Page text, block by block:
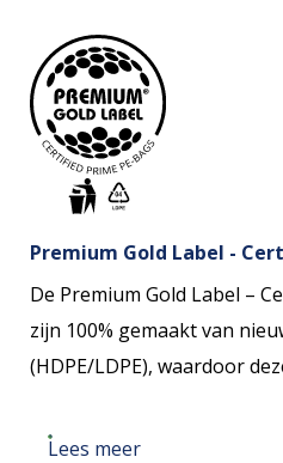
Premium Gold Label -
De Premium Gold Label –
zijn 100% gemaakt van
(HDPE/LDPE), waardoor
kwaliteit van deze
Lees meer